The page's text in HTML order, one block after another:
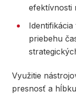
efektívnosti
priebehu
Využitie
presnosť a